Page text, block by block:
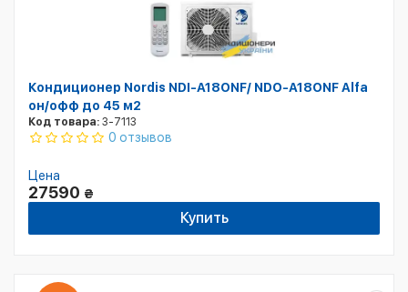
Кондиционер Nordis NDI-А18ONF/ NDO-А18ONF Alfa
он/офф до 45 м2
Код товара: 3-7113
0 отзывов
Цена
27590 ₴
Купить